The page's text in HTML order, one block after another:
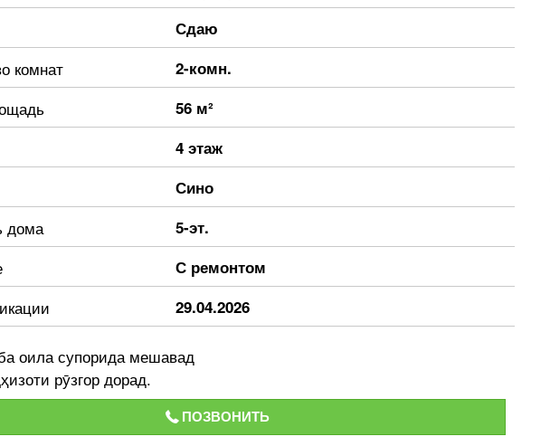
Сдаю
комнат 2-комн.
56 м²
4 этаж
Сино
дома 5-эт.
С ремонтом
29.04.2026
оила супорида мешавад
рӯзгор дорад.
ПОЗВОНИТЬ